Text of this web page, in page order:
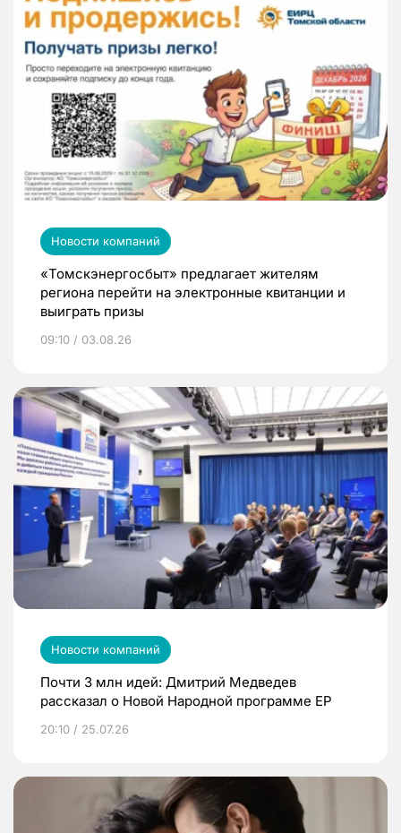
Новости компаний
«Томскэнергосбыт» предлагает жителям
региона перейти на электронные квитанции и
выиграть призы
09:10 / 03.08.26
Новости компаний
Почти 3 млн идей: Дмитрий Медведев
рассказал о Новой Народной программе ЕР
20:10 / 25.07.26